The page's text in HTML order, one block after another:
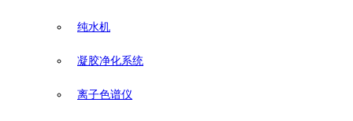
纯水机
凝胶净化系统
离子色谱仪